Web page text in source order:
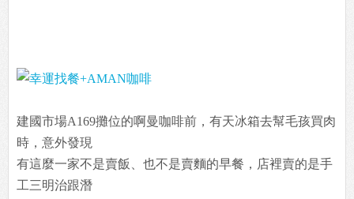
建國市場A169攤位的啊曼咖啡前，有天冰箱去幫毛孩買肉
時，意外發現
有這麼一家不是賣飯、也不是賣麵的早餐，店裡賣的是手
工三明治跟潛